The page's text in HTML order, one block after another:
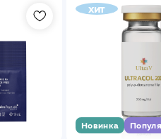
хит
Новинка